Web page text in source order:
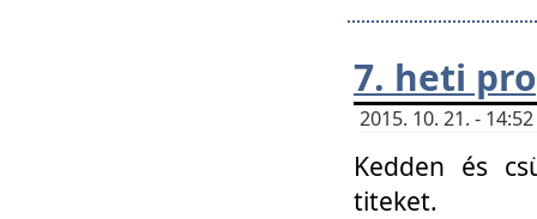
7. heti
2015. 10. 21. -
Kedden és
titeket.